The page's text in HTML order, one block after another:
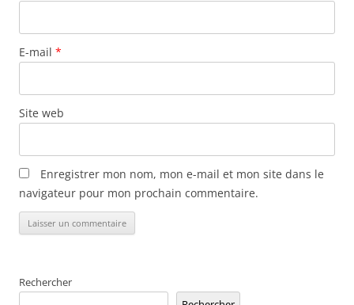
E-mail *
Site web
Enregistrer mon nom, mon e-mail et mon site dans le
navigateur pour mon prochain commentaire.
Rechercher